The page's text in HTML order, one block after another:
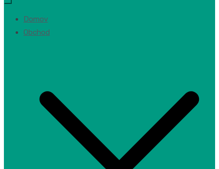
Domov
Obchod